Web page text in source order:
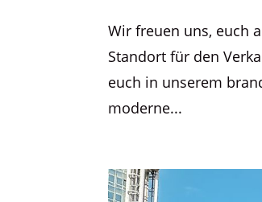
Wir freuen uns, euch
Standort für den
euch in unserem
moderne...